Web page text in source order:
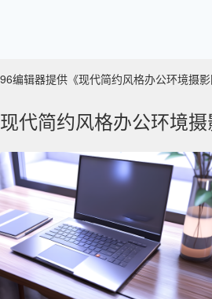
96编辑器提供《现代简约风格办公环境摄
现代简约风格办公环境